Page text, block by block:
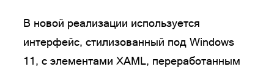
В новой реализации используется
интерфейс, стилизованный под Windows
11, с элементами XAML, переработанным